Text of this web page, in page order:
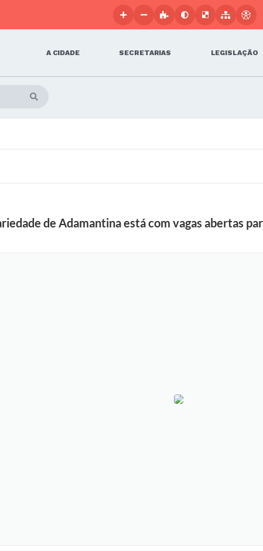
A CIDADE SECRETARIAS LEGISLAÇÃO
de Adamantina está com vagas abertas